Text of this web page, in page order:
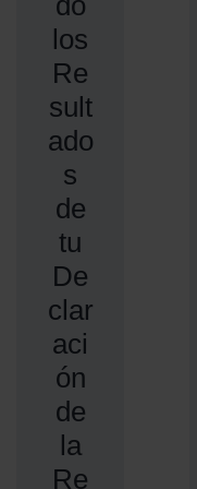
los
Re
sult
ado
s
de
tu
De
clar
aci
ón
de
la
Re